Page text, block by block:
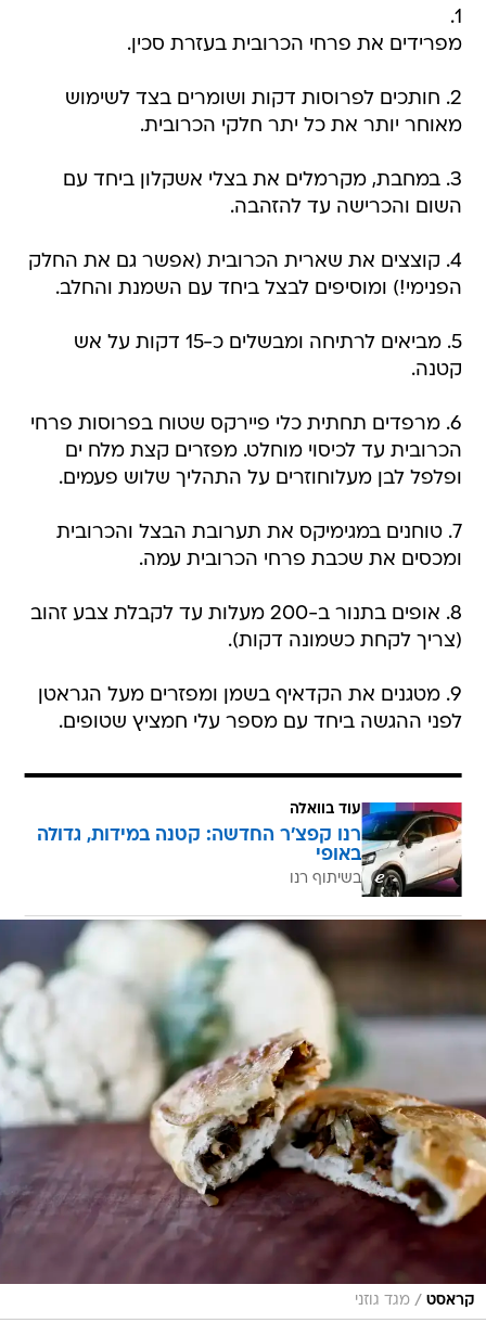
1.
מפרידים את פרחי הכרובית בעזרת סכין.
2. חותכים לפרוסות דקות ושומרים בצד לשימוש
מאוחר יותר את כל יתר חלקי הכרובית.
3. במחבת, מקרמלים את בצלי אשקלון ביחד עם
השום והכרישה עד להזהבה.
4. קוצצים את שארית הכרובית (אפשר גם את החלק
הפנימי!) ומוסיפים לבצל ביחד עם השמנת והחלב.
5. מביאים לרתיחה ומבשלים כ-15 דקות על אש
קטנה.
6. מרפדים תחתית כלי פיירקס שטוח בפרוסות פרחי
הכרובית עד לכיסוי מוחלט. מפזרים קצת מלח ים
ופלפל לבן מעלוחוזרים על התהליך שלוש פעמים.
7. טוחנים במגימיקס את תערובת הבצל והכרובית
ומכסים את שכבת פרחי הכרובית עמה.
8. אופים בתנור ב-200 מעלות עד לקבלת צבע זהוב
(צריך לקחת כשמונה דקות).
9. מטגנים את הקדאיף בשמן ומפזרים מעל הגראטן
לפני ההגשה ביחד עם מספר עלי חמציץ שטופים.
עוד בוואלה
רנו קפצ'ר החדשה: קטנה במידות, גדולה
באופי
בשיתוף רנו
קראסט / מגד גוזני